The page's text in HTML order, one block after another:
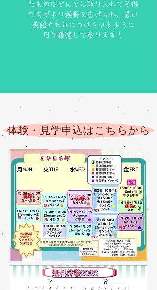
たものはどんどん取り入れて子供
たちがより視野を広げられ、高い
英語力をみにつけられるように
日々精進して参ります！
体験・見学申込はこちらから